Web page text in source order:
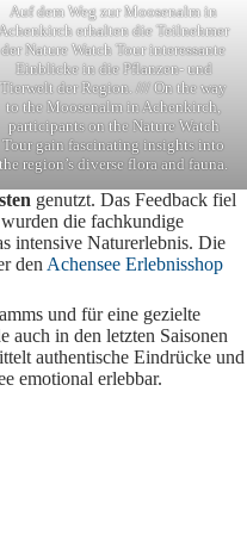
Auf dem Weg zur Moosenalm in
erhalten die Teilnehmer
der Nature Watch Tour interessante
Einblicke in die Pflanzen- und
Tierwelt der Region. /// On the way
to the Moosenalm in Achenkirch,
participants on the Nature Watch
Tour gain fascinating insights into
the region’s diverse flora and fauna.
genutzt. Das Feedback fiel
die fachkundige
intensive Naturerlebnis. Die
den Achensee Erlebnisshop
und für eine gezielte
auch in den letzten Saisonen
authentische Eindrücke und
emotional erlebbar.